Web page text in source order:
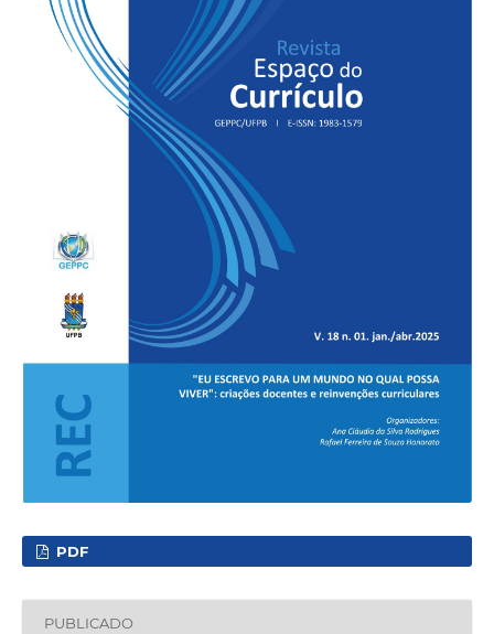
PDF
PUBLICADO